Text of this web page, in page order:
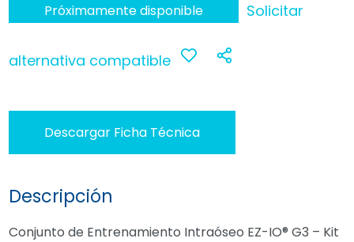
Próximamente disponible Solicitar
alternativa compatible
a
favoritos
Descargar Ficha Técnica
Descripción
Conjunto de Entrenamiento Intraóseo EZ-IO® G3 – Kit